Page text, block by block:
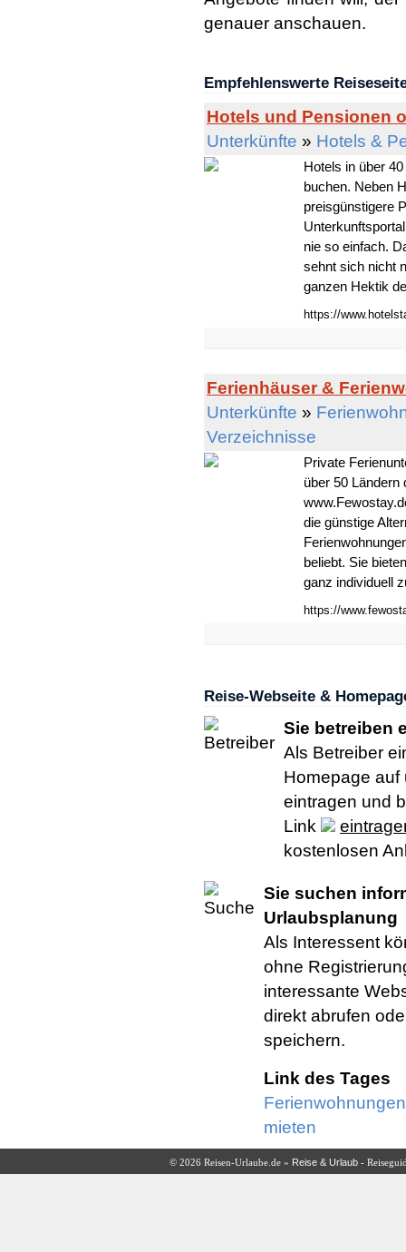
genauer anschauen.
Empfehlenswerte
Hotels und Pensionen
Unterkünfte » Hotels &
Hotels in über
buchen. Neben
preisgünstigere
nie so einfach.
sehnt sich nicht
ganzen Hektik
https://
Ferienhäuser &
Unterkünfte »
Verzeichnisse
Private
über 50 Ländern
die günstige
beliebt. Sie
ganz individuell
https://
Reise-Webseite &
Sie betreiben
Als Betreiber
Homepage auf
eintragen und
Link
kostenlosen
Sie suchen
Urlaubsplanung
Als Interessent
ohne
interessante
direkt abrufen
speichern.
Link des Tages
mieten
© 2026 Reisen-Urlaube.de » Reise & Urlaub -